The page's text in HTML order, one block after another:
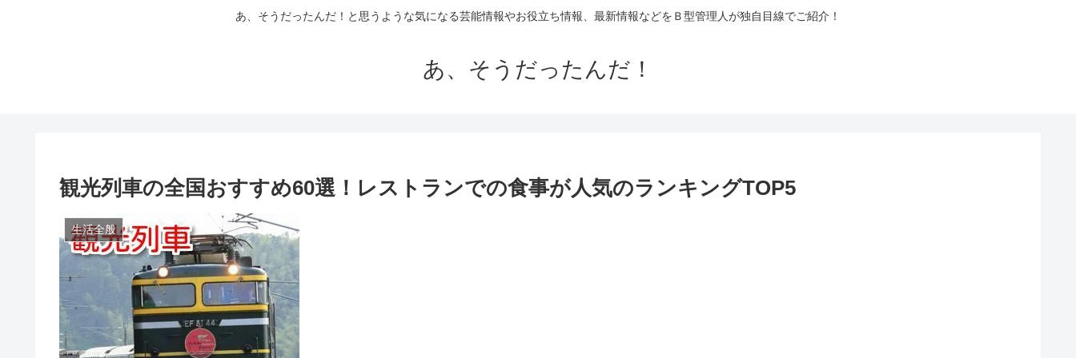
あ、そうだったんだ！と思うような気になる芸能情報やお役立ち情報、最新情報などをＢ型管理人が独自目線でご紹介！
あ、そうだったんだ！
観光列車の全国おすすめ60選！レストランでの食事が人気のランキングTOP5
生活全般